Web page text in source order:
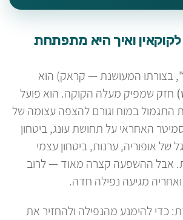
ואיך היא מתפתחת
בצורתו המעושנת — קראק) הוא
חזק שמפיק מעלה הקוקה. הוא פועל
התגמול במוח וגורם להצפה עצומה של
האחראי על תחושת עונג, ביטחון
של אופוריה, ערנות, ביטחון עצמי
אבל ההשפעה קצרה מאוד — לרוב
מגיעה נפילה חדה.
כדי להימנע מהנפילה ולהחזיר את